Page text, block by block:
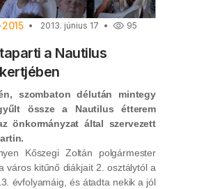
2015 2013. június 17 95
a Nautilus
szombaton délután mintegy
össze a Nautilus étterem
önkormányzat által szervezett
Kőszegi Zoltán polgármester
város kitűnő diákjait 2. osztálytól a
évfolyamáig, és átadta nekik a jól